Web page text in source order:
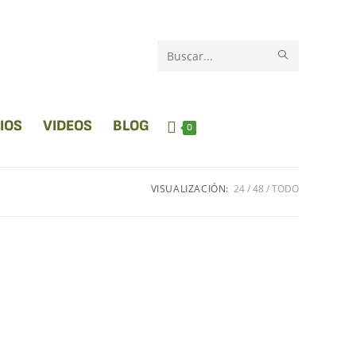
Buscar
esta
VIDEOS BLOG 0
VISUALIZACIÓN: 24 48 TODO